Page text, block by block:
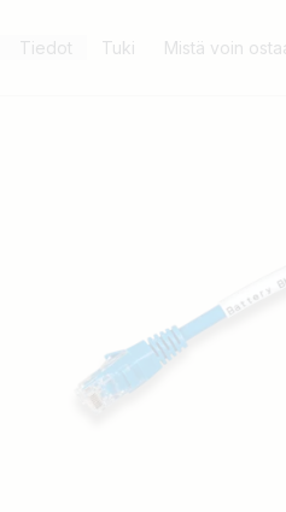
Tiedot Tuki Mistä voin